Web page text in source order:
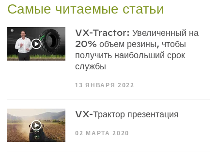
Самые читаемые статьи
VX-Tractor: Увеличенный на
20% объем резины, чтобы
получить наибольший срок
службы
13 ЯНВАРЯ 2022
VX-Трактор презентация
02 МАРТА 2020